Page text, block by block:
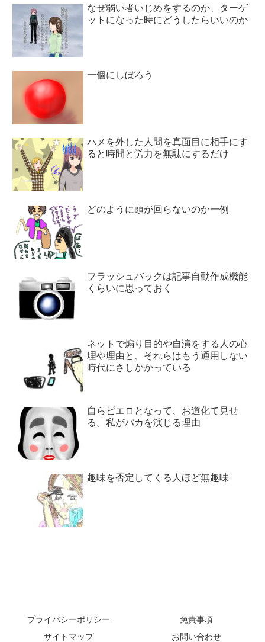
なぜ弱い者いじめをするのか、ターゲ
ットになった時にどうしたらいいのか
一個にしぼろう
ハメを外した人間を真面目に相手にす
ると時間と労力を無駄にするだけ
どのように頭が回らないのか一例
フラッシュバックは記事自動作成機能
くらいに思っておく
ネットで煽り目的や自演をする人の心
理や理由と、それらはもう通用しない
時代にさしかかっている
自らピエロとなって、お道化て見せ
る。私がバカを演じる理由
趣味を否定してくる人ほど無趣味
プライバシーポリシー
免責事項
サイトマップ
お問い合わせ